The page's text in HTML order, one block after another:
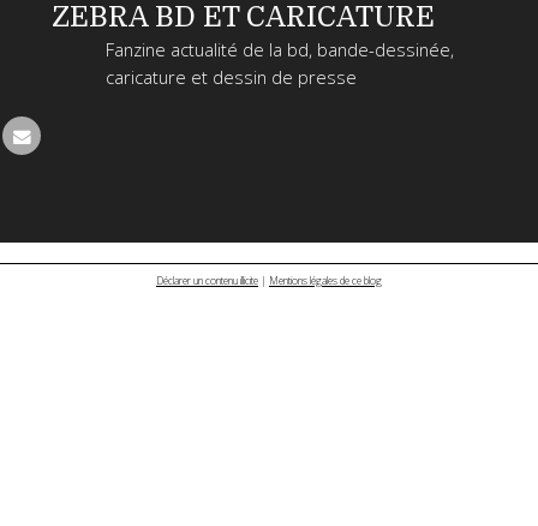
ZEBRA BD ET CARICATURE
Fanzine actualité de la bd, bande-dessinée,
caricature et dessin de presse
Déclarer un contenu illicite | Mentions légales de ce blog